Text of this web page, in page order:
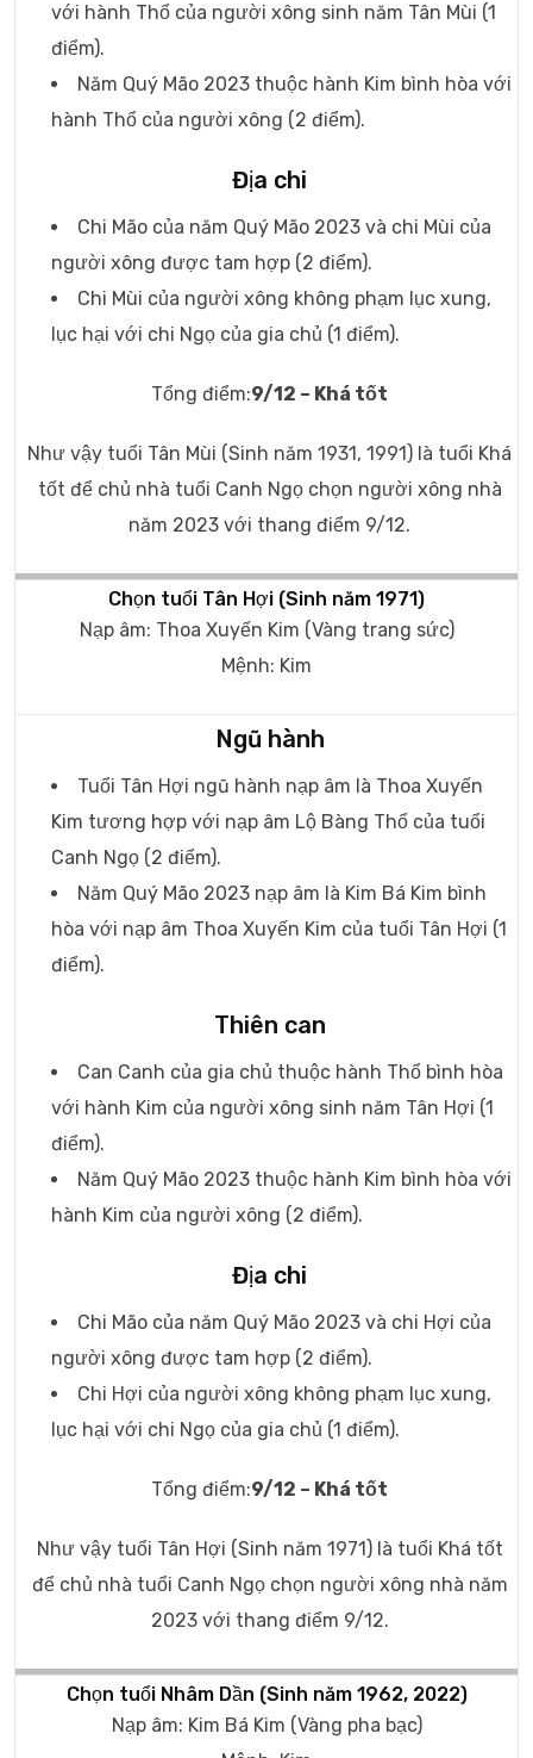
với hành Thổ của người xông sinh năm Tân Mùi (1
điểm).
Năm Quý Mão 2023 thuộc hành Kim bình hòa với
hành Thổ của người xông (2 điểm).
Địa chi
Chi Mão của năm Quý Mão 2023 và chi Mùi của
người xông được tam hợp (2 điểm).
Chi Mùi của người xông không phạm lục xung,
lục hại với chi Ngọ của gia chủ (1 điểm).
Tổng điểm:9/12 – Khá tốt
Như vậy tuổi Tân Mùi (Sinh năm 1931, 1991) là tuổi Khá
tốt để chủ nhà tuổi Canh Ngọ chọn người xông nhà
năm 2023 với thang điểm 9/12.
Chọn tuổi Tân Hợi (Sinh năm 1971)
Nạp âm: Thoa Xuyến Kim (Vàng trang sức)
Mệnh: Kim
Ngũ hành
Tuổi Tân Hợi ngũ hành nạp âm là Thoa Xuyến
Kim tương hợp với nạp âm Lộ Bàng Thổ của tuổi
Canh Ngọ (2 điểm).
Năm Quý Mão 2023 nạp âm là Kim Bá Kim bình
hòa với nạp âm Thoa Xuyến Kim của tuổi Tân Hợi (1
điểm).
Thiên can
Can Canh của gia chủ thuộc hành Thổ bình hòa
với hành Kim của người xông sinh năm Tân Hợi (1
điểm).
Năm Quý Mão 2023 thuộc hành Kim bình hòa với
hành Kim của người xông (2 điểm).
Địa chi
Chi Mão của năm Quý Mão 2023 và chi Hợi của
người xông được tam hợp (2 điểm).
Chi Hợi của người xông không phạm lục xung,
lục hại với chi Ngọ của gia chủ (1 điểm).
Tổng điểm:9/12 – Khá tốt
Như vậy tuổi Tân Hợi (Sinh năm 1971) là tuổi Khá tốt
để chủ nhà tuổi Canh Ngọ chọn người xông nhà năm
2023 với thang điểm 9/12.
Chọn tuổi Nhâm Dần (Sinh năm 1962, 2022)
Nạp âm: Kim Bá Kim (Vàng pha bạc)